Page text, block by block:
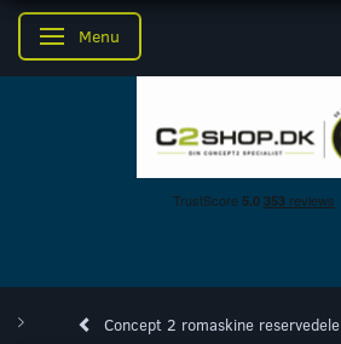
Skifte navigation
Menu
Concept 2 romaskine reservedele